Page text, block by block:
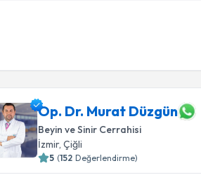
Op. Dr. Murat Düzgün
Beyin ve Sinir Cerrahisi
İzmir,Çiğli
5 (152 Değerlendirme)